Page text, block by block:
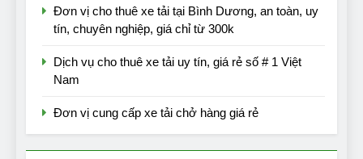
Đơn vị cho thuê xe tải tại Bình Dương, an toàn, uy
tín, chuyên nghiệp, giá chỉ từ 300k
Dịch vụ cho thuê xe tải uy tín, giá rẻ số # 1 Việt
Nam
Đơn vị cung cấp xe tải chở hàng giá rẻ